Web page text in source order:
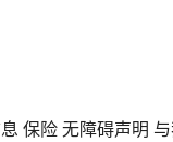
保险 无障碍声明